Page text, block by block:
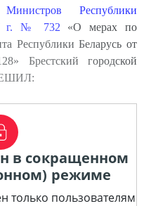
Республики
г. № 732 «О мерах по
Республики Беларусь от
Брестский городской
в сокращенном
режиме
только пользователям